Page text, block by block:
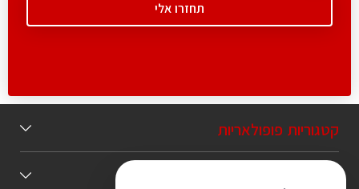
קטגוריות פופולאריות